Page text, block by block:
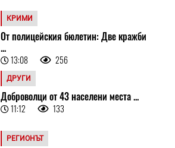
КРИМИ
От полицейския бюлетин: Две кражби
...
13:08 256
ДРУГИ
Доброволци от 43 населени места ...
11:12 133
РЕГИОНЪТ